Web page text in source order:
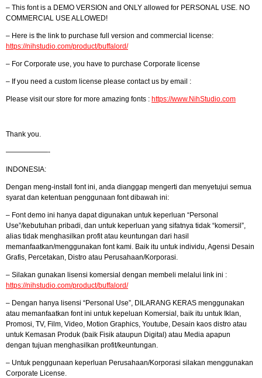
– This font is a DEMO VERSION and ONLY allowed for PERSONAL USE. NO
COMMERCIAL USE ALLOWED!
– Here is the link to purchase full version and commercial license:
https://nihstudio.com/product/buffalord/
– For Corporate use, you have to purchase Corporate license
– If you need a custom license please contact us by email :
Please visit our store for more amazing fonts : https://www.NihStudio.com
Thank you.
——————-
INDONESIA:
Dengan meng-install font ini, anda dianggap mengerti dan menyetujui semua
syarat dan ketentuan penggunaan font dibawah ini:
– Font demo ini hanya dapat digunakan untuk keperluan “Personal
Use”/kebutuhan pribadi, dan untuk keperluan yang sifatnya tidak “komersil”,
alias tidak menghasilkan profit atau keuntungan dari hasil
memanfaatkan/menggunakan font kami. Baik itu untuk individu, Agensi Desain
Grafis, Percetakan, Distro atau Perusahaan/Korporasi.
– Silakan gunakan lisensi komersial dengan membeli melalui link ini :
https://nihstudio.com/product/buffalord/
– Dengan hanya lisensi “Personal Use”, DILARANG KERAS menggunakan
atau memanfaatkan font ini untuk kepeluan Komersial, baik itu untuk Iklan,
Promosi, TV, Film, Video, Motion Graphics, Youtube, Desain kaos distro atau
untuk Kemasan Produk (baik Fisik ataupun Digital) atau Media apapun
dengan tujuan menghasilkan profit/keuntungan.
– Untuk penggunaan keperluan Perusahaan/Korporasi silakan menggunakan
Corporate License.